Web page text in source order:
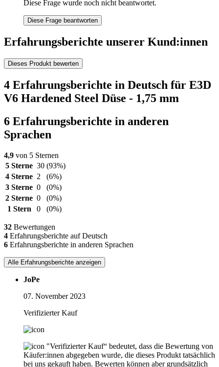
Diese Frage wurde noch nicht beantwortet.
Diese Frage beantworten
Erfahrungsberichte unserer Kund:innen
Dieses Produkt bewerten
4 Erfahrungsberichte in Deutsch für E3D
V6 Hardened Steel Düse - 1,75 mm
6 Erfahrungsberichte in anderen
Sprachen
4,9 von 5 Sternen
5 Sterne 30 (93%)
4 Sterne 2
(6%)
3 Sterne 0
(0%)
2 Sterne 0
(0%)
1 Stern
0 (0%)
32 Bewertungen
4 Erfahrungsberichte auf Deutsch
6 Erfahrungsberichte in anderen Sprachen
Alle Erfahrungsberichte anzeigen
JoPe
07. November 2023
Verifizierter Kauf
"Verifizierter Kauf“ bedeutet, dass die Bewertung von
Käufer:innen abgegeben wurde, die dieses Produkt tatsächlich
bei uns gekauft haben. Bewerten können aber grundsätzlich